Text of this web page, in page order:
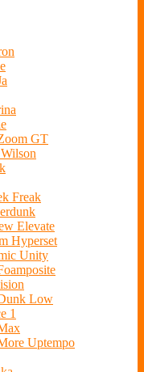
GT
Freak
Elevate
Hyperset
Unity
Low
1
Uptempo